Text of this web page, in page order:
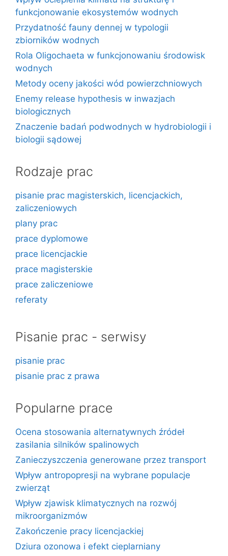
funkcjonowanie ekosystemów wodnych
Przydatność fauny dennej w typologii
zbiorników wodnych
Rola Oligochaeta w funkcjonowaniu środowisk
wodnych
Metody oceny jakości wód powierzchniowych
Enemy release hypothesis w inwazjach
biologicznych
Znaczenie badań podwodnych w hydrobiologii i
biologii sądowej
Rodzaje prac
pisanie prac magisterskich, licencjackich,
zaliczeniowych
plany prac
prace dyplomowe
prace licencjackie
prace magisterskie
prace zaliczeniowe
referaty
Pisanie prac - serwisy
pisanie prac
pisanie prac z prawa
Popularne prace
Ocena stosowania alternatywnych źródeł
zasilania silników spalinowych
Zanieczyszczenia generowane przez transport
Wpływ antropopresji na wybrane populacje
zwierząt
Wpływ zjawisk klimatycznych na rozwój
mikroorganizmów
Zakończenie pracy licencjackiej
Dziura ozonowa i efekt cieplarniany